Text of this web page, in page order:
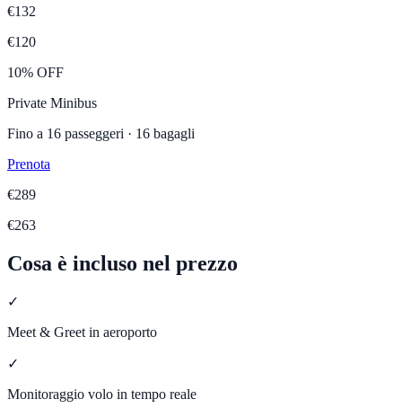
€132
€120
10% OFF
Private Minibus
Fino a 16 passeggeri · 16 bagagli
Prenota
€289
€263
Cosa è incluso nel prezzo
✓
Meet & Greet in aeroporto
✓
Monitoraggio volo in tempo reale